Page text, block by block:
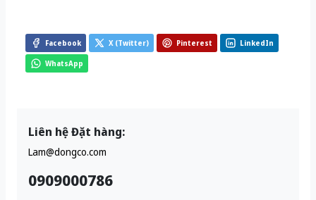
Facebook X (Twitter) Pinterest LinkedIn
WhatsApp
Liên hệ Đặt hàng:
Lam@dongco.com
0909000786